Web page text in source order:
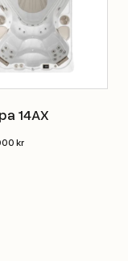
14AX
kr